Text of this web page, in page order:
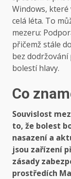
Windows, které
celá léta. To
mezeru:
přičemž stále
bez
bolestí hlavy.
Co
Souvislost
to, že bolest
nasazení a
jsou zařízení
zásady
prostředích